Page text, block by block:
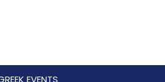
EVENTS